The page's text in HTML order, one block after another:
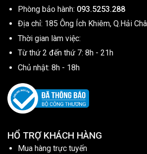
Phòng bảo hành: 093.5253.288
Địa chỉ: 185 Ông Ích Khiêm, Q.Hải
Thời gian làm việc:
Từ thứ 2 đến thứ 7: 8h - 21h
Chủ nhật: 8h - 18h
HỔ TRỢ KHÁCH HÀNG
Mua hàng trực tuyến